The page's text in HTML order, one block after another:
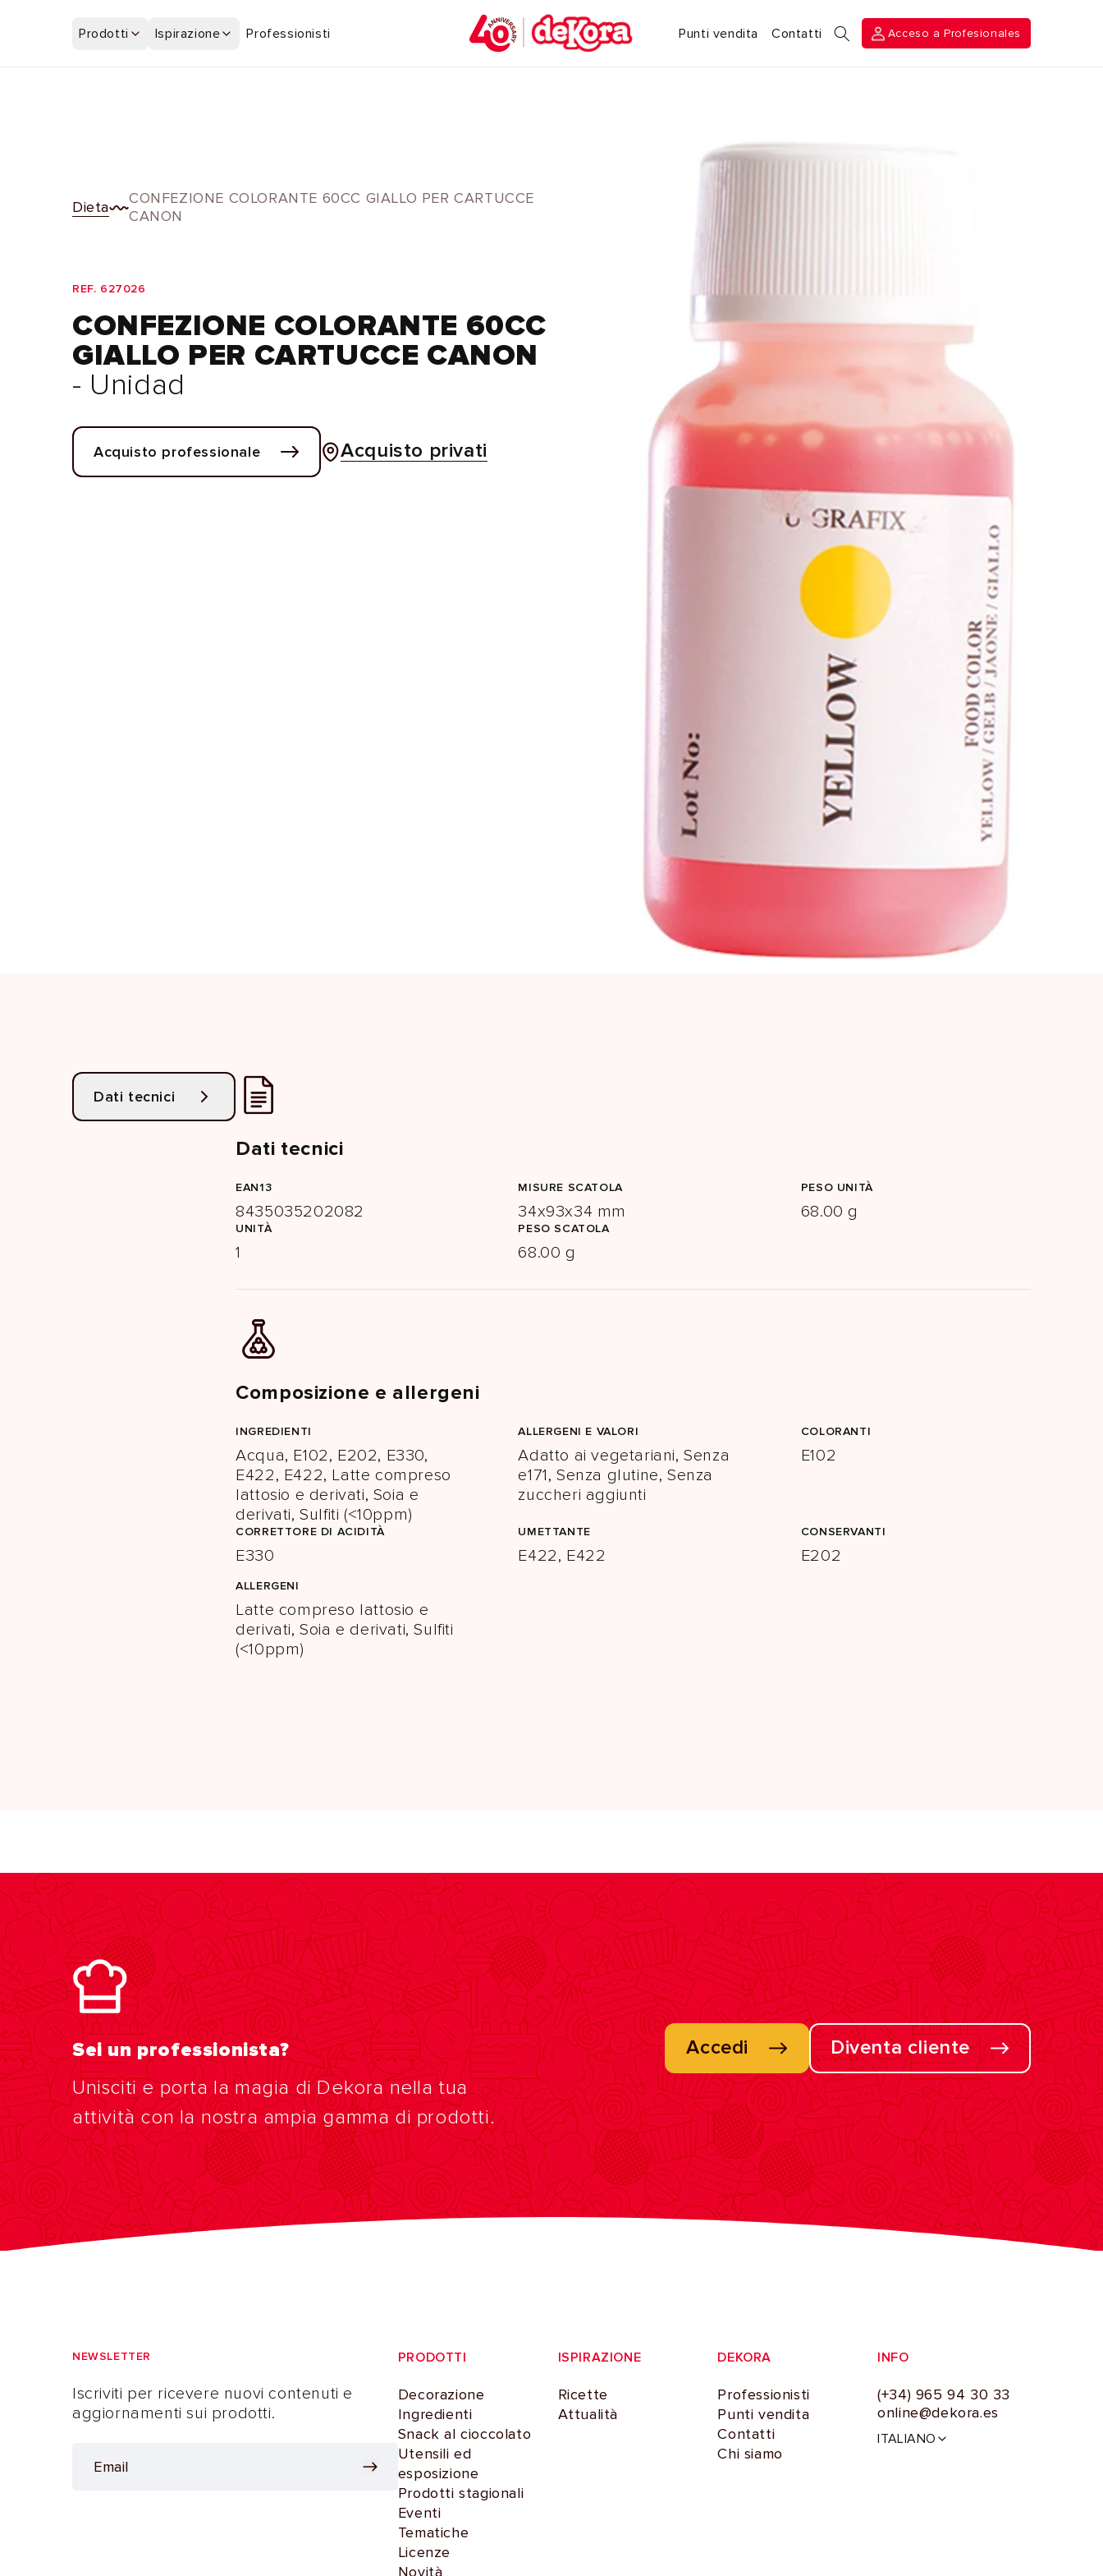
ai contenutiProdotti Ispirazione Professionisti Punti vendita Contatti Acceso a Profesionales
Profesionales
Dieta
CONFEZIONE COLORANTE 60CC GIALLO PER CARTUCCE
CANON
REF. 627026
CONFEZIONE COLORANTE 60CC
GIALLO PER CARTUCCE CANON
- Unidad
Acquisto professionale Acquisto privati
Dati tecnici
Dati tecnici
EAN13
8435035202082
UNITÀ
1
MISURE SCATOLA
34x93x34 mm
PESO SCATOLA
68.00 g
PESO UNITÀ
68.00 g
Composizione e allergeni
INGREDIENTI
Acqua, E102, E202, E330,
E422, E422, Latte compreso
lattosio e derivati, Soia e
derivati, Sulfiti (<10ppm)
ALLERGENI E VALORI
Adatto ai vegetariani, Senza
e171, Senza glutine, Senza
zuccheri aggiunti
COLORANTI
E102
CORRETTORE DI ACIDITÀ
E330
UMETTANTE
E422, E422
CONSERVANTI
E202
ALLERGENI
Latte compreso lattosio e
derivati, Soia e derivati, Sulfiti
(<10ppm)
Sei un professionista?
Unisciti e porta la magia di Dekora nella tua
attività con la nostra ampia gamma di prodotti.
Accedi Diventa cliente
NEWSLETTER
Iscriviti per ricevere nuovi contenuti e
aggiornamenti sui prodotti.
PRODOTTI
Decorazione
Ingredienti
Snack al cioccolato
Utensili ed
esposizione
Prodotti stagionali
Eventi
Tematiche
Licenze
Novità
ISPIRAZIONE
Ricette
Attualità
DEKORA
Professionisti
Punti vendita
Contatti
Chi siamo
INFO
(+34) 965 94 30 33
online@dekora.es
iITALIANO